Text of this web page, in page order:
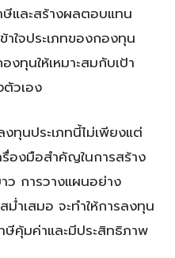
ษีและสร้างผลตอบแทน
ใจประเภทของกองทุน
ทุนให้เหมาะสมกับเป้า
วเอง
ทุนประเภทนี้ไม่เพียงแต่
องมือสำคัญในการสร้าง
ว การวางแผนอย่าง
ำเสมอ จะทำให้การลงทุน
คุ้มค่าและมีประสิทธิภาพ